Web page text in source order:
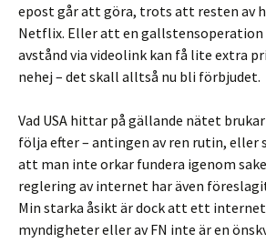
epost går att göra, trots att resten av
Netflix. Eller att en gallstensoperation
avstånd via videolink kan få lite extra
nehej – det skall alltså nu bli förbjudet.
Vad USA hittar på gällande nätet
följa efter – antingen av ren rutin, eller
att man inte orkar fundera igenom
reglering av internet har även
Min starka åsikt är dock att ett internet
myndigheter eller av FN inte är en